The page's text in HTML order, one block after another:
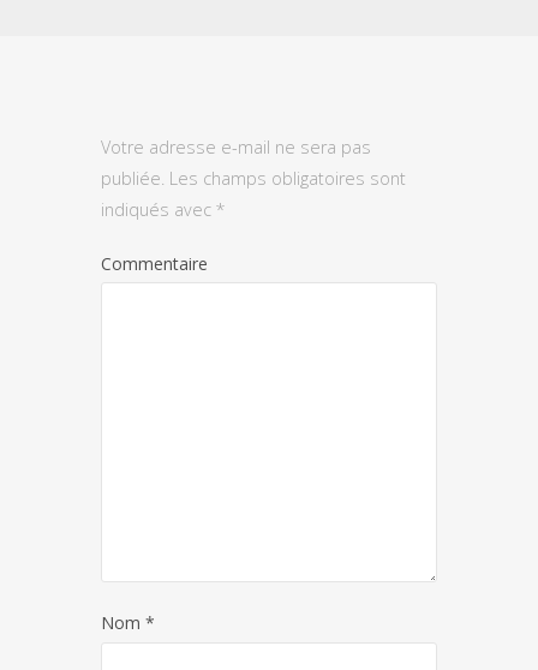
Votre adresse e-mail ne sera pas
publiée. Les champs obligatoires sont
indiqués avec *
Commentaire
Nom *